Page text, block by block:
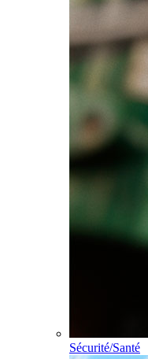
Sécurité/Santé